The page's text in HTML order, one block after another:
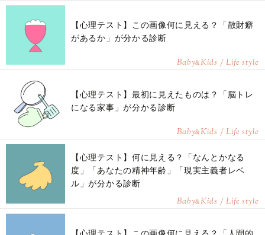
【心理テスト】この画像何に見える？「散財癖
があるか」が分かる診断
Baby&Kids / Life style
【心理テスト】最初に見えたものは？「脳トレ
になる家事」が分かる診断
Baby&Kids / Life style
【心理テスト】何に見える？「なんとかなる
度」「あなたの精神年齢」「現実主義者レベ
ル」が分かる診断
Baby&Kids / Life style